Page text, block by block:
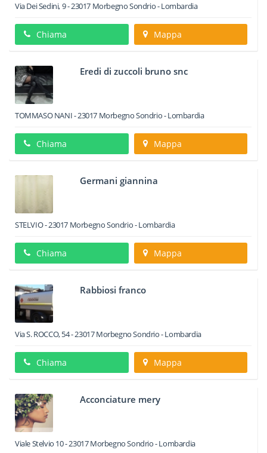
Via Dei Sedini, 9-23017 MorbegnoSondrio -Lombardia
Chiama Mappa
Eredi di zuccoli bruno snc
TOMMASO NANI-23017 MorbegnoSondrio -Lombardia
Chiama Mappa
Germani giannina
STELVIO-23017 MorbegnoSondrio -Lombardia
Chiama Mappa
Rabbiosi franco
Via S. ROCCO, 54-23017MorbegnoSondrio -Lombardia
Chiama Mappa
Acconciature mery
Viale Stelvio 10-23017MorbegnoSondrio -Lombardia